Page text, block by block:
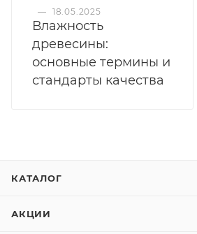
— 18.05.2025
Влажность
древесины:
основные термины и
стандарты качества
КАТАЛОГ
АКЦИИ